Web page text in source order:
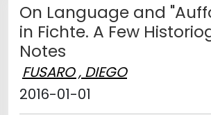
On Language and
in Fichte. A Few
Notes
FUSARO , DIEGO
2016-01-01